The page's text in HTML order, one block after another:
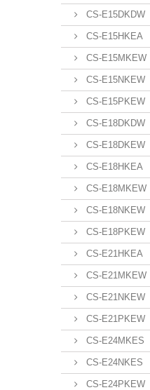
CS-E15DKDW
CS-E15HKEA
CS-E15MKEW
CS-E15NKEW
CS-E15PKEW
CS-E18DKDW
CS-E18DKEW
CS-E18HKEA
CS-E18MKEW
CS-E18NKEW
CS-E18PKEW
CS-E21HKEA
CS-E21MKEW
CS-E21NKEW
CS-E21PKEW
CS-E24MKES
CS-E24NKES
CS-E24PKEW